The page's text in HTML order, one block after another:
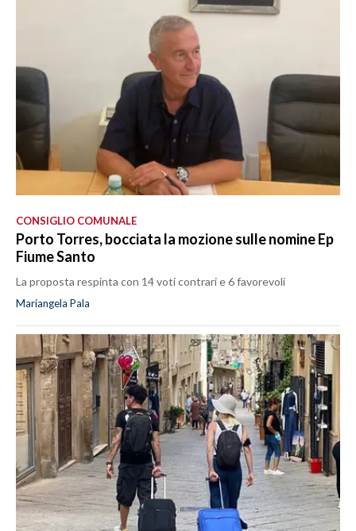
CONSIGLIO COMUNALE
Porto Torres, bocciata la mozione sulle nomine Ep
Fiume Santo
La proposta respinta con 14 voti contrari e 6 favorevoli
Mariangela Pala